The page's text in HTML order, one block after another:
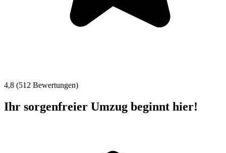
4,8 (512 Bewertungen)
Ihr sorgenfreier Umzug beginnt hier!